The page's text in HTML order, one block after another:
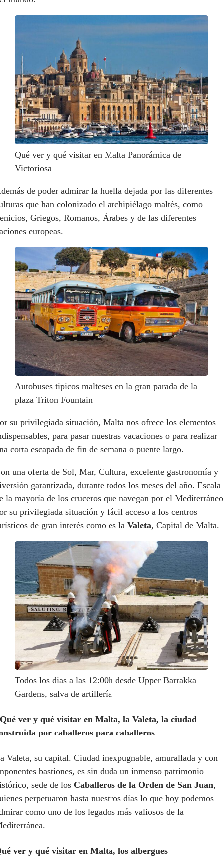
Qué ver y qué visitar en Malta Panorámica de
Victoriosa
de poder admirar la huella dejada por las diferentes
que han colonizado el archipiélago maltés, como
Griegos, Romanos, Árabes y de las diferentes
europeas.
Autobuses tipicos malteses en la gran parada de la
plaza Triton Fountain
su privilegiada situación, Malta nos ofrece los elementos
para pasar nuestras vacaciones o para realizar
corta escapada de fin de semana o puente largo.
una oferta de Sol, Mar, Cultura, excelente gastronomía y
garantizada, durante todos los meses del año. Escala
la mayoría de los cruceros que navegan por el
su privilegiada situación y fácil acceso a los centros
de gran interés como es la Valeta, Capital de Malta.
Todos los dias a las 12:00h desde Upper Barrakka
Gardens, salva de artillería
ver y qué visitar en Malta, la Valeta, la ciudad
por caballeros para caballeros
Valeta, su capital. Ciudad inexpugnable, amurallada y con
bastiones, es sin duda un inmenso patrimonio
sede de los Caballeros de la Orden de San Juan,
perpetuaron hasta nuestros días lo que hoy podemos
como uno de los legados más valiosos de la
ver y qué visitar en Malta, los albergues